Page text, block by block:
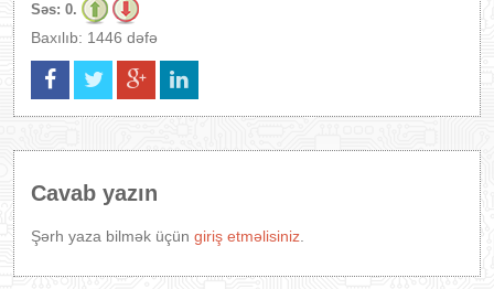
Səs: 0.
Baxılıb: 1446 dəfə
Cavab yazın
Şərh yaza bilmək üçün giriş etməlisiniz